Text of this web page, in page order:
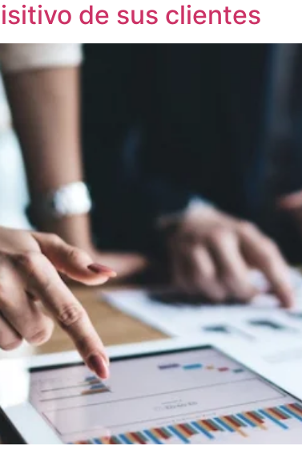
de sus clientes